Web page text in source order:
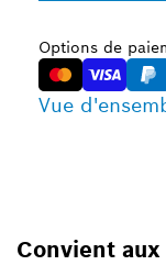
Options de
Vue
Convient